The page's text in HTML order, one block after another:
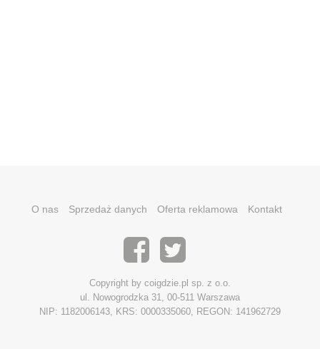
O nas Sprzedaż danych Oferta reklamowa Kontakt
Copyright by coigdzie.pl sp. z o.o.
ul. Nowogrodzka 31, 00-511 Warszawa
NIP: 1182006143, KRS: 0000335060, REGON: 141962729